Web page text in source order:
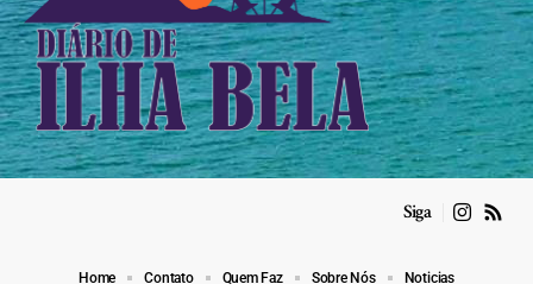
Siga
Home Contato Quem Faz Sobre Nós Noticias